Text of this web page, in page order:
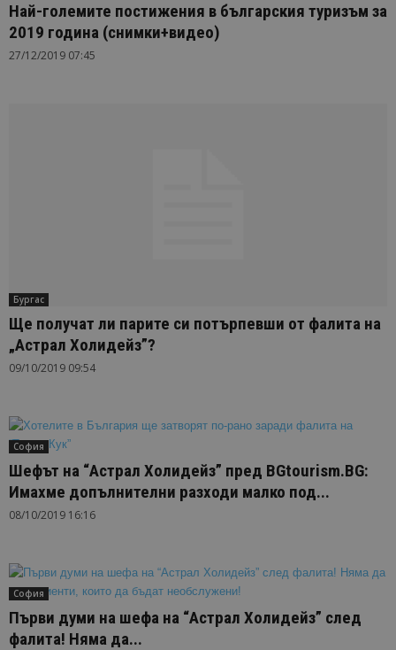
Най-големите постижения в българския туризъм за
2019 година (снимки+видео)
27/12/2019 07:45
Бургас
Ще получат ли парите си потърпевши от фалита на
„Астрал Холидейз”?
09/10/2019 09:54
София
Шефът на “Астрал Холидейз” пред BGtourism.BG:
Имахме допълнителни разходи малко под...
08/10/2019 16:16
София
Първи думи на шефа на “Астрал Холидейз” след
фалита! Няма да...